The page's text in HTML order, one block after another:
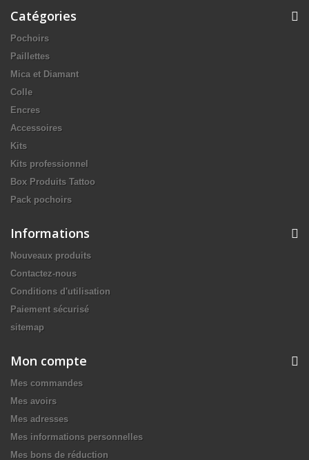
Catégories
Pochoirs
Paillettes
Mica et Diamant
Colle
Encres
Accessoires
Kits
Kits professionnel
Box Produits Tattoo
Pack pochoirs
Informations
Nouveaux produits
Contactez-nous
Conditions d'utilisation
Paiement sécurisé
sitemap
Mon compte
Mes commandes
Mes avoirs
Mes adresses
Mes informations personnelles
Mes bons de réduction